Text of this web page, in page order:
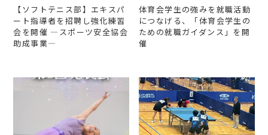
【ソフトテニス部】エキスパ
ート指導者を招聘し強化練習
会を開催 ―スポーツ安全協会
助成事業―
体育会学生の強みを就職活動
につなげる、「体育会学生の
ための就職ガイダンス」を開
催